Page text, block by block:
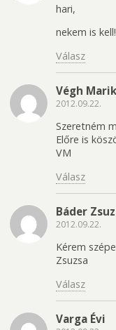
hari,
nekem is
Válasz
Végh
2012.09.22.
Szeretném
Előre is
VM
Válasz
Báder
2012.09.22.
Kérem
Zsuzsa
Válasz
Varga Évi